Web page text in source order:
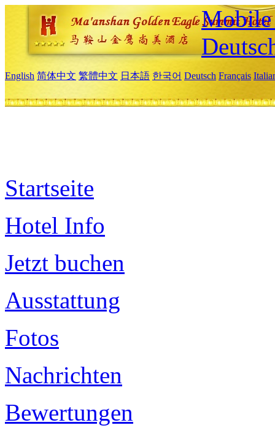
English 简体中文 繁體中文 日本語 한국어 Deutsch Français
Startseite
Hotel Info
Jetzt buchen
Ausstattung
Fotos
Nachrichten
Bewertungen